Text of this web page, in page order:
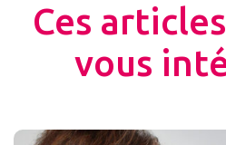
Ces
vous